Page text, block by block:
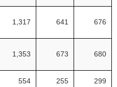
1,317 641 676
1,353 673 680
554 255 299